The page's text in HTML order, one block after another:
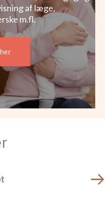
af læge,
m.fl.